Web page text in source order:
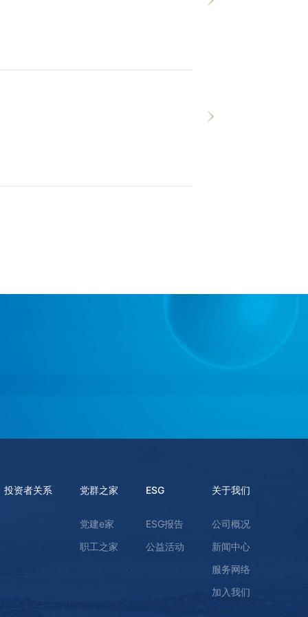
投资者关系 党群之家
党建e家
职工之家
ESG
ESG报告
公益活动
关于我们
公司概况
新闻中心
服务网络
加入我们